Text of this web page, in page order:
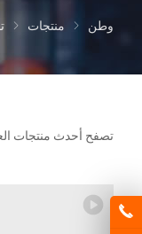
وطن منتجات
تصفح أحدث منتجات